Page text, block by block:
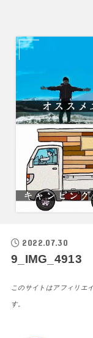
2022.07.30
9_IMG_4913
このサイトはアフィリエ
す。